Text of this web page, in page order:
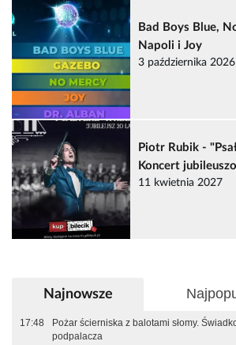
Bad Boys Blue,
Napoli i Joy
3 października 2026
Piotr Rubik -
Koncert
11 kwietnia 2027
Najnowsze
17:48
Pożar ścierniska z balotami słomy.
podpalacza